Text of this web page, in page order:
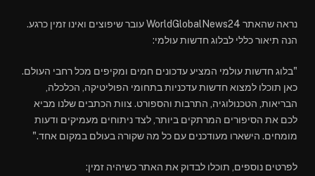
נראה שהאתר WorldGlobalNews24 עובר שיפוצים ואינו זמין כרגע.
הנה תיאור כללי לבלוג חדשות עולמי:
"בלוג חדשות עולמי המציע עדכונים חמים ומקיפים מכל רחבי העולם.
כאן תוכלו למצוא חדשות עדכניות בתחומי הפוליטיקה, הכלכלה,
הבריאות, הטכנולוגיה, התרבות והספורט. צוות הכתבים שלנו מביא
לכם את הסיפורים המרתקים ביותר, לצד ניתוחים מעמיקים ודעות
מומחים. הישארו מעודכנים עם כל מה שקורה בעולם במקום אחד."
לפרטים נוספים, תוכלו לבדוק את האתר כשיהיה זמין: